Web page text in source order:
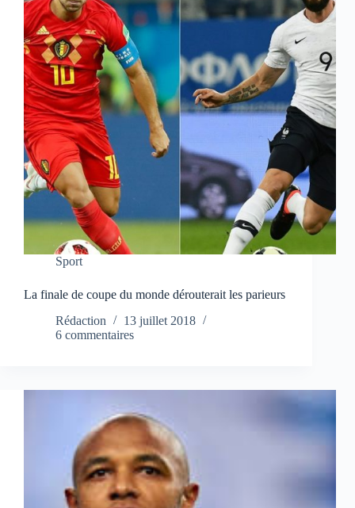
Sport
La finale de coupe du monde dérouterait les parieurs
Rédaction
13 juillet 2018
6 commentaires